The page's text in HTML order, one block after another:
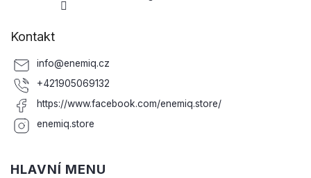
Kontakt
info@enemiq.cz
+421905069132
https://www.facebook.com/enemiq.store/
enemiq.store
HLAVNÍ MENU